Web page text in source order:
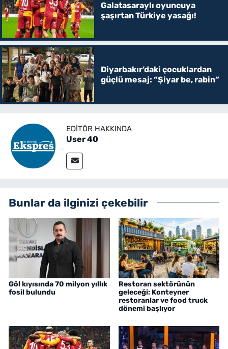
Galatasaraylı oyuncuya
şaşırtan Türkiye yasağı!
Diyarbakır’daki çocuklardan
güçlü mesaj: “Şiyar be, rabin”
EDITÖR HAKKINDA
User 40
Bunlar da ilginizi çekebilir
Göl kıyısında 70 milyon yıllık
fosil bulundu
Restoran sektörünün
geleceği: Konteyner
restoranlar ve food truck
dönemi başlıyor